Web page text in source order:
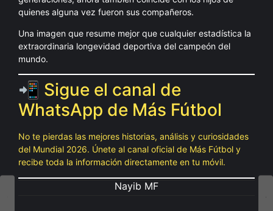
quienes alguna vez fueron sus compañeros.
Una imagen que resume mejor que cualquier estadística la
extraordinaria longevidad deportiva del campeón del
mundo.
📲 Sigue el canal de
WhatsApp de Más Fútbol
No te pierdas las mejores historias, análisis y curiosidades
del Mundial 2026. Únete al canal oficial de Más Fútbol y
recibe toda la información directamente en tu móvil.
Nayib MF